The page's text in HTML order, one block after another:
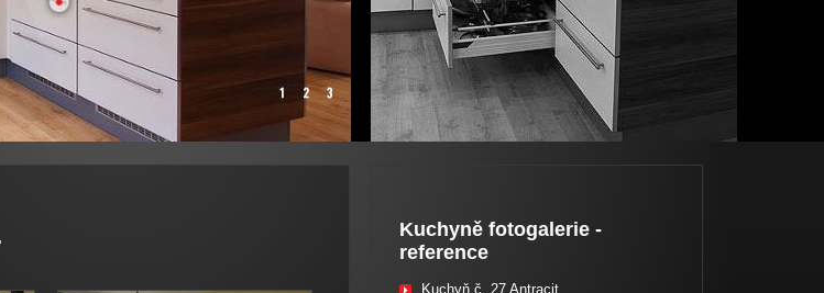
Kuchyně fotogalerie -
reference
Kuchyň č. 27 Antracit